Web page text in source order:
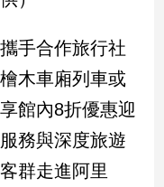
手合作旅行社
木車廂列車或
館內8折優惠迎
務與深度旅遊
群走進阿里